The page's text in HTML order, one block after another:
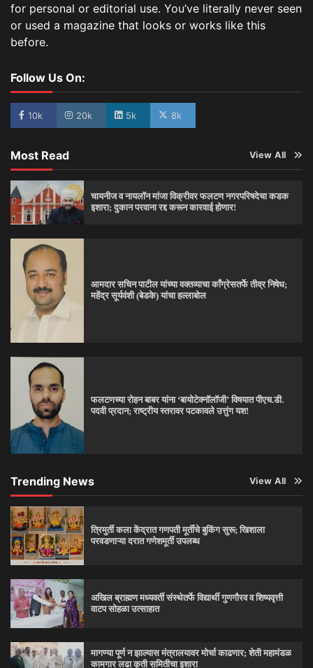
for personal or editorial use. You’ve literally never seen
or used a magazine that looks or works like this
before.
Follow Us On:
10k 20k 5k 8k
Most Read View All
चायनीज व नायलॉन मांजा विक्रीवर फलटण नगरपरिषदेचा कडक
इशारा; दुकान परवाना रद्द करून कारवाई होणार!
आमदार सचिन पाटील यांच्या वक्तव्याचा काँग्रेसतर्फे तीव्र निषेध;
महेंद्र सूर्यवंशी (बेडके) यांचा हल्लाबोल
फलटणच्या रोहन बाबर यांना ‘बायोटेक्नॉलॉजी’ विषयात पीएच.डी.
पदवी प्रदान; राष्ट्रीय स्तरावर पटकावले उत्तुंग यश!
Trending News View All
त्रिमुर्ती कला केंद्रात गणपती मूर्तींचे बुकिंग सुरू; खिशाला
परवडणाऱ्या दरात गणेशमूर्ती उपलब्ध
अखिल ब्राह्मण मध्यवर्ती संस्थेतर्फे विद्यार्थी गुणगौरव व शिष्यवृत्ती
वाटप सोहळा उत्साहात
मागण्या पूर्ण न झाल्यास मंत्रालयावर मोर्चा काढणार; शेती महामंडळ
कामगार लढा कृती समितीचा इशारा